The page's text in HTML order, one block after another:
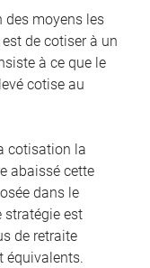
des moyens les
de cotiser à un
à ce que le
cotise au
cotisation la
abaissé cette
dans le
stratégie est
de retraite
équivalents.